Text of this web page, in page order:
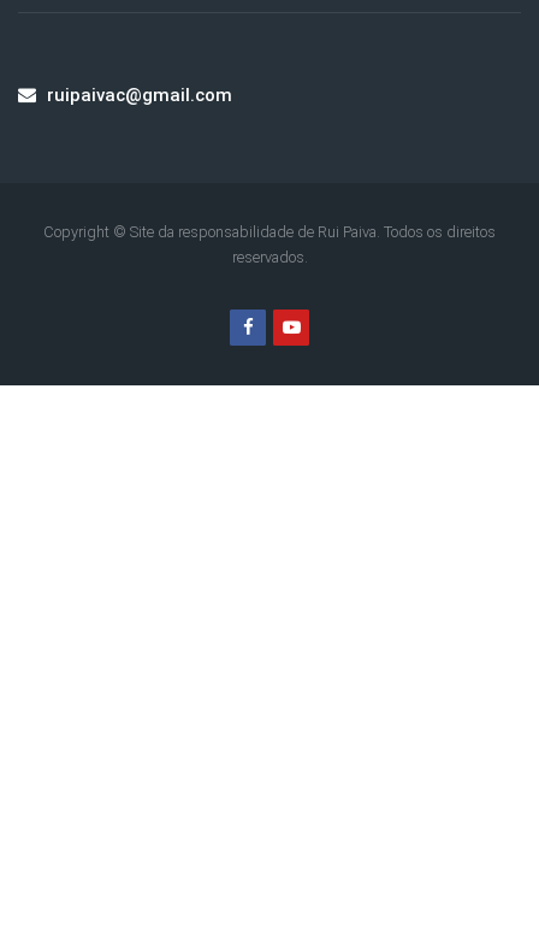
ruipaivac@gmail.com
Copyright © Site da responsabilidade de Rui Paiva. Todos os direitos
reservados.